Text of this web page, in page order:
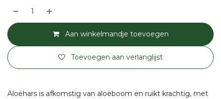
Aan winkelmandje toevoegen
Toevoegen aan verlanglijst
Aloëhars is afkomstig van aloëboom en ruikt krachtig, met